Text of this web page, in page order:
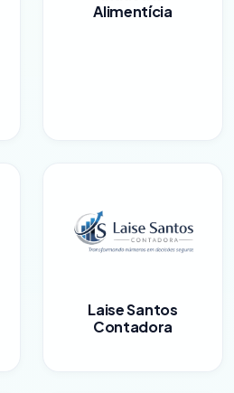
Alimentícia
Laise Santos
Contadora